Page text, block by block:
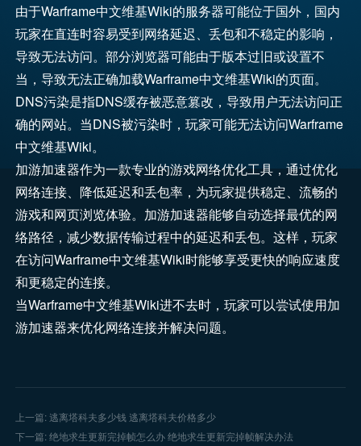
由于Warframe中文维基Wiki的服务器可能位于国外，国内
玩家在直连时容易受到网络延迟、丢包和不稳定的影响，
导致无法访问。部分浏览器可能由于版本过旧或设置不
当，导致无法正确加载Warframe中文维基Wiki的页面。
DNS污染是指DNS缓存被恶意篡改，导致用户无法访问正
确的网站。当DNS被污染时，玩家可能无法访问Warframe
中文维基Wiki。
加游加速器作为一款专业的游戏网络优化工具，通过优化
网络连接、降低延迟和丢包率，为玩家提供稳定、流畅的
游戏和网页浏览体验。加游加速器能够自动选择最优的网
络路径，减少数据传输过程中的延迟和丢包。这样，玩家
在访问Warframe中文维基Wiki时能够享受更快的响应速度
和更稳定的连接。
当Warframe中文维基Wiki进不去时，玩家可以尝试使用加
游加速器来优化网络连接并解决问题。
上一篇: 逃离塔科夫多少钱 逃离塔科夫价格多少
下一篇: 绝地求生更新完掉帧怎么办 绝地求生更新完掉帧解决办法